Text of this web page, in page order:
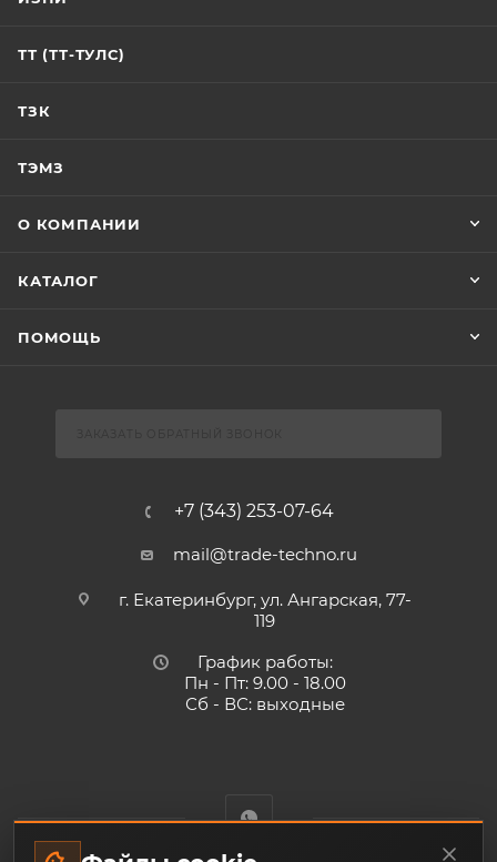
ТТ (ТТ-ТУЛС)
ТЗК
ТЭМЗ
О КОМПАНИИ
КАТАЛОГ
ПОМОЩЬ
+7 (343) 253-07-64
mail@trade-techno.ru
г. Екатеринбург, ул. Ангарская, 77-
119
График работы:
Пн - Пт: 9.00 - 18.00
Сб - ВС: выходные